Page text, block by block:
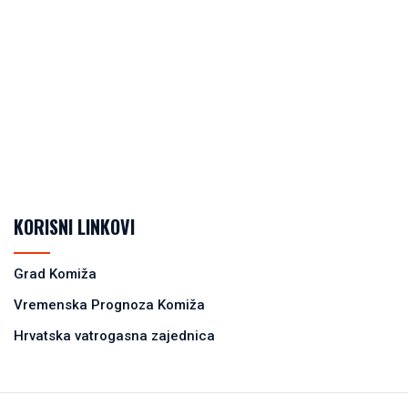
KORISNI LINKOVI
Grad Komiža
Vremenska Prognoza Komiža
Hrvatska vatrogasna zajednica